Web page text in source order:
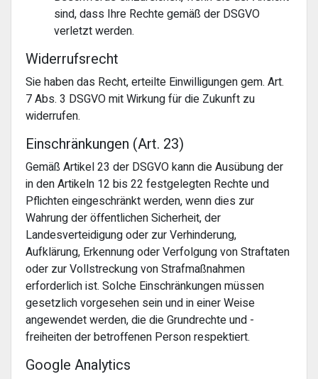
sind, dass Ihre Rechte gemäß der DSGVO
verletzt werden.
Widerrufsrecht
Sie haben das Recht, erteilte Einwilligungen gem. Art.
7 Abs. 3 DSGVO mit Wirkung für die Zukunft zu
widerrufen.
Einschränkungen (Art. 23)
Gemäß Artikel 23 der DSGVO kann die Ausübung der
in den Artikeln 12 bis 22 festgelegten Rechte und
Pflichten eingeschränkt werden, wenn dies zur
Wahrung der öffentlichen Sicherheit, der
Landesverteidigung oder zur Verhinderung,
Aufklärung, Erkennung oder Verfolgung von Straftaten
oder zur Vollstreckung von Strafmaßnahmen
erforderlich ist. Solche Einschränkungen müssen
gesetzlich vorgesehen sein und in einer Weise
angewendet werden, die die Grundrechte und -
freiheiten der betroffenen Person respektiert.
Google Analytics